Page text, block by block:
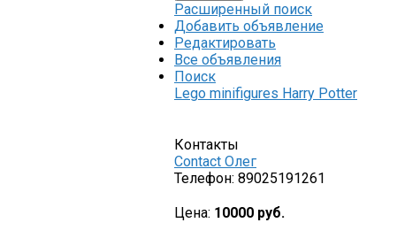
Расширенный поиск
Добавить объявление
Редактировать
Все объявления
Поиск
Lego minifigures Harry Potter
Контакты
Contact Олег
Телефон: 89025191261
Цена: 10000 руб.